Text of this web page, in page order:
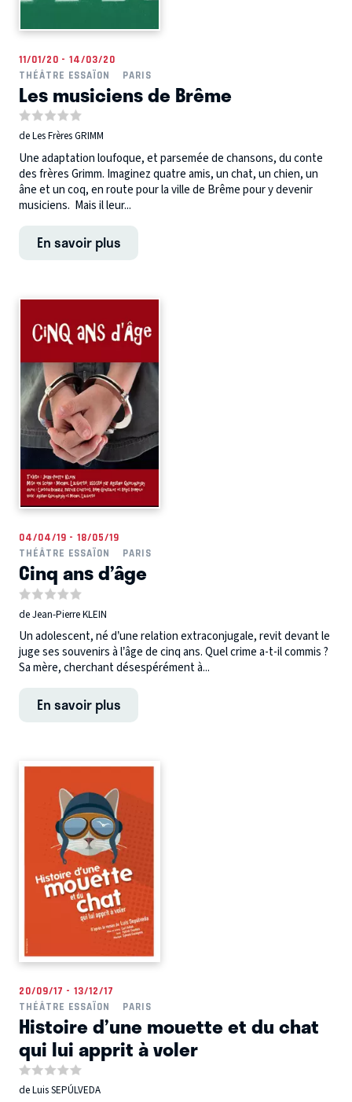
11/01/20 - 14/03/20
THÉÂTRE ESSAÏON
PARIS
Les musiciens de Brême
de Les Frères GRIMM
Une adaptation loufoque, et parsemée de chansons, du conte
des frères Grimm. Imaginez quatre amis, un chat, un chien, un
âne et un coq, en route pour la ville de Brême pour y devenir
musiciens. Mais il leur...
En savoir plus
04/04/19 - 18/05/19
THÉÂTRE ESSAÏON
PARIS
Cinq ans d’âge
de Jean-Pierre KLEIN
Un adolescent, né d’une relation extraconjugale, revit devant le
juge ses souvenirs à l’âge de cinq ans. Quel crime a-t-il commis ?
Sa mère, cherchant désespérément à...
En savoir plus
20/09/17 - 13/12/17
THÉÂTRE ESSAÏON
PARIS
Histoire d’une mouette et du chat
qui lui apprit à voler
de Luis SEPÚLVEDA